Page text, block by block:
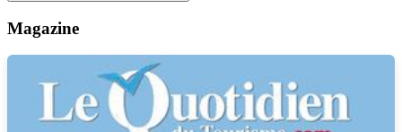
Magazine